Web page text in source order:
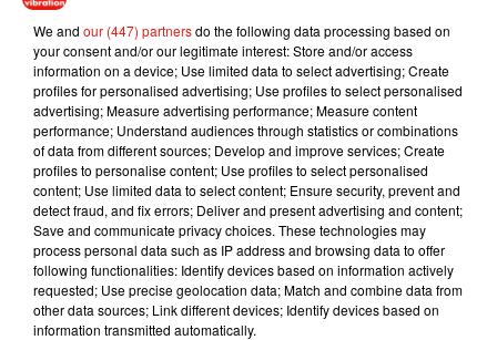
que des nocturnes sont également proposées. Il est par
ailleurs conseilléde réserver sa place en amont,
notamment pour les animations. Pour ceux qui souhaitent
visiter plusieurs châteaux,un pass à tarif réduitest proposé.
Et pour ceux qui viennent en train, avec les trains Rémi, une
réduction dans 5 des 7 châteaux est proposé, sur
présentation du billet de train. Plus d’infos sur
www.touraineloirevalley.com.
Musique
We and our (447) partnersdo the following data processing based on
your consent and/or our legitimate interest: Store and/or access
information on a device; Use limited data to select advertising; Create
profiles for personalised advertising; Use profiles to select personalised
advertising; Measure advertising performance; Measure content
performance; Understand audiences through statistics or combinations
of data from different sources; Develop and improve services; Create
profiles to personalise content; Use profiles to select personalised
content; Use limited data to select content; Ensure security, prevent and
detect fraud, and fix errors; Deliver and present advertising and content;
Save and communicate privacy choices. These technologies may
process personal data such as IP address and browsing data to offer
following functionalities: Identify devices based on information actively
requested; Use precise geolocation data; Match and combine data from
other data sources; Link different devices; Identify devices based on
information transmitted automatically.